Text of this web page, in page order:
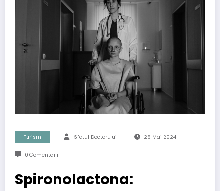
Turism Sfatul Doctorului 29 Mai 2024
0 Comentarii
Spironolactona: